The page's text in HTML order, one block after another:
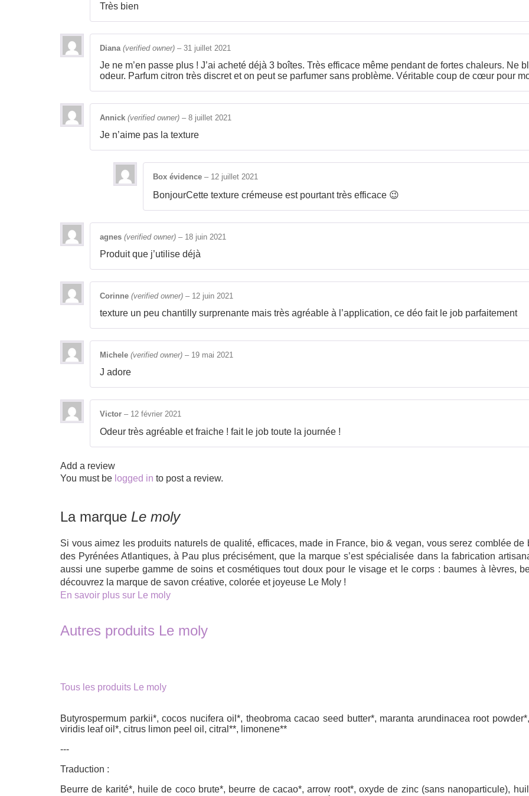
Très bien
Diana (verified owner) – 31 juillet 2021
Je ne m’en passe plus ! J’ai acheté déjà 3 boîtes. Très efficace même pendant de fortes chaleurs. Ne
odeur. Parfum citron très discret et on peut se parfumer sans problème. Véritable coup de cœur pour
Annick (verified owner) – 8 juillet 2021
Je n’aime pas la texture
Box évidence – 12 juillet 2021
BonjourCette texture crémeuse est pourtant très efficace 😉
agnes (verified owner) – 18 juin 2021
Produit que j’utilise déjà
Corinne (verified owner) – 12 juin 2021
texture un peu chantilly surprenante mais très agréable à l’application, ce déo fait le job parfaitement
Michele (verified owner) – 19 mai 2021
J adore
Victor – 12 février 2021
Odeur très agréable et fraiche ! fait le job toute la journée !
Add a review
You must be logged in to post a review.
La marque Le moly
Si vous aimez les produits naturels de qualité, efficaces, made in France, bio & vegan, vous serez comblée de
des Pyrénées Atlantiques, à Pau plus précisément, que la marque s’est spécialisée dans la fabrication
aussi une superbe gamme de soins et cosmétiques tout doux pour le visage et le corps : baumes à lèvres,
découvrez la marque de savon créative, colorée et joyeuse Le Moly !
En savoir plus sur Le moly
Autres produits Le moly
Tous les produits Le moly
Butyrospermum parkii*, cocos nucifera oil*, theobroma cacao seed butter*, maranta arundinacea root
viridis leaf oil*, citrus limon peel oil, citral**, limonene**
---
Traduction :
Beurre de karité*, huile de coco brute*, beurre de cacao*, arrow root*, oxyde de zinc (sans nanoparticule),